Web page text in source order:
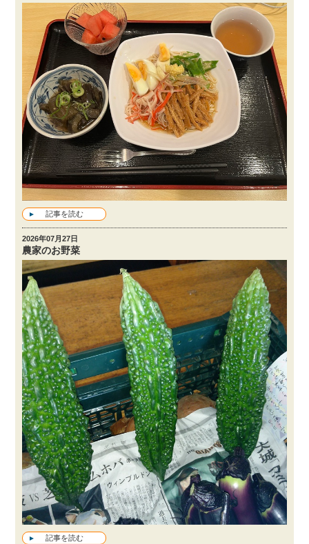
記事を読む
2026年07月27日
農家のお野菜
記事を読む